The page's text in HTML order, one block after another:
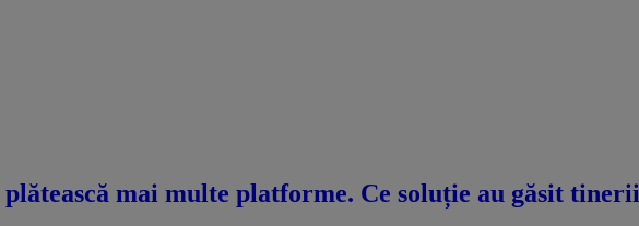
mai multe platforme. Ce soluție au găsit tinerii